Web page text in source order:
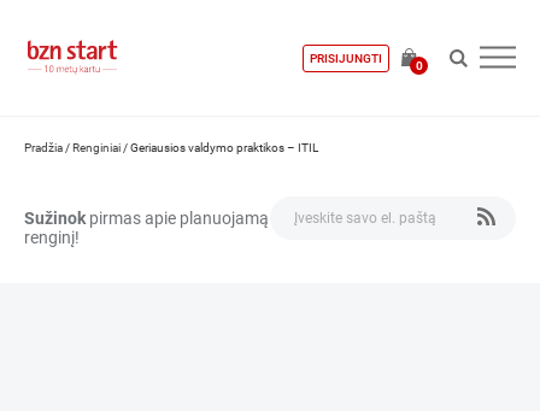
PRISIJUNGTI
0
Pradžia /Renginiai /Geriausios valdymo praktikos – ITIL
Sužinok pirmas apie planuojamą
renginį!